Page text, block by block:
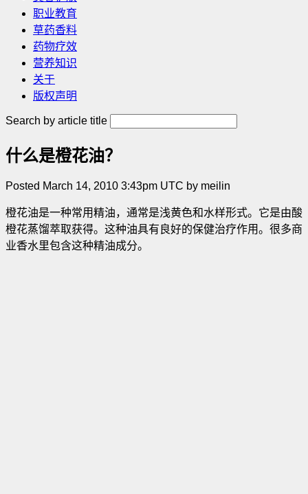
职业教育
草药香料
药物疗效
营养知识
关于
版权声明
Search by article title
什么是橙花油？
Posted March 14, 2010 3:43pm UTC by meilin
橙花油是一种常用精油，通常是浅黄色和水样形式。它是由酸
橙花蒸馏萃取获得。这种油具有良好的保健治疗作用。很多商
业香水里包含这种精油成分。